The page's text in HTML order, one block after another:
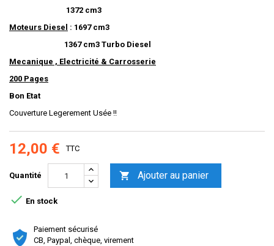
1372 cm3
Moteurs Diesel : 1697 cm3
1367 cm3 Turbo Diesel
Mecanique , Electricité & Carrosserie
200 Pages
Bon Etat
Couverture Legerement Usée !!
12,00 € TTC
Quantité  Ajouter au panier
 En stock
Paiement sécurisé
CB, Paypal, chèque, virement